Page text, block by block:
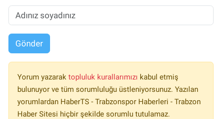
Gönder
Yorum yazarak topluluk kurallarımızı kabul etmiş
bulunuyor ve tüm sorumluluğu üstleniyorsunuz. Yazılan
yorumlardan HaberTS - Trabzonspor Haberleri - Trabzon
Haber Sitesi hiçbir şekilde sorumlu tutulamaz.